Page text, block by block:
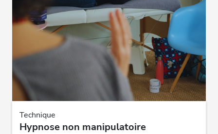
Technique
Hypnose non manipulatoire